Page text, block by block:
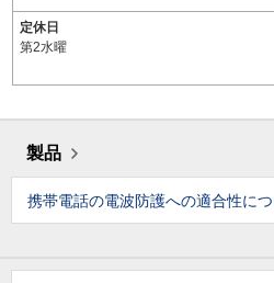
定休日
第2水曜
製品
携帯電話の電波防護への適合性に